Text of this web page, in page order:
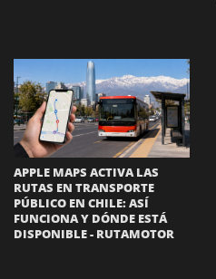
APPLE MAPS ACTIVA LAS
RUTAS EN TRANSPORTE
PÚBLICO EN CHILE: ASÍ
FUNCIONA Y DÓNDE ESTÁ
DISPONIBLE - RUTAMOTOR